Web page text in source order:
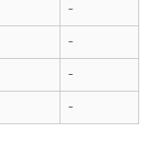
-
-
-
-